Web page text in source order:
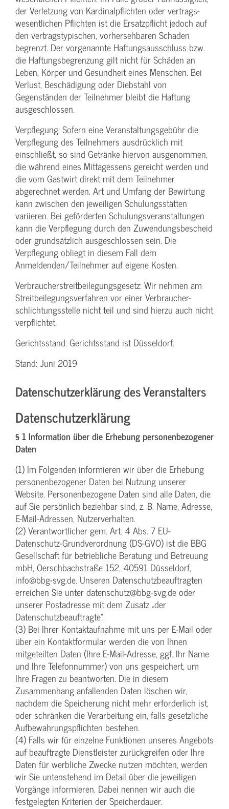
der Verletzung von Kardinalpflichten oder vertrags­
wesentlichen Pflichten ist die Ersatzpflicht jedoch auf
den vertragstypischen, vorhersehbaren Schaden
begrenzt. Der vorgenannte Haftungs­ausschluss bzw.
die Haftungs­begrenzung gilt nicht für Schäden an
Leben, Körper und Gesundheit eines Menschen. Bei
Verlust, Beschädigung oder Diebstahl von
Gegenständen der Teilnehmer bleibt die Haftung
ausgeschlossen.
Verpflegung: Sofern eine Veranstaltungs­gebühr die
Verpflegung des Teilnehmers ausdrücklich mit
einschließt, so sind Getränke hiervon ausgenommen,
die während eines Mittagessens gereicht werden und
die vom Gastwirt direkt mit dem Teilnehmer
abgerechnet werden. Art und Umfang der Bewirtung
kann zwischen den jeweiligen Schulungsstätten
variieren. Bei geförderten Schulungs­veranstaltungen
kann die Verpflegung durch den Zuwendungs­bescheid
oder grundsätzlich ausgeschlossen sein. Die
Verpflegung obliegt in diesem Fall dem
Anmeldenden/­Teilnehmer auf eigene Kosten.
Verbraucher­streitbeilegungs­gesetz: Wir nehmen am
Streit­beilegungs­verfahren vor einer Verbraucher­
schlichtungs­stelle nicht teil und sind hierzu auch nicht
verpflichtet.
Gerichtsstand: Gerichtsstand ist Düsseldorf.
Stand: Juni 2019
Datenschutzerklärung des Veranstalters
Datenschutzerklärung
§ 1 Information über die Erhebung personenbezogener
Daten
(1) Im Folgenden informieren wir über die Erhebung
personenbezogener Daten bei Nutzung unserer
Website. Personenbezogene Daten sind alle Daten, die
auf Sie persönlich beziehbar sind, z. B. Name, Adresse,
E-Mail-Adressen, Nutzerverhalten.
(2) Verantwortlicher gem. Art. 4 Abs. 7 EU-
Datenschutz-Grundverordnung (DS-GVO) ist die BBG
Gesellschaft für betriebliche Beratung und Betreuung
mbH, Oerschbachstraße 152, 40591 Düsseldorf,
info@bbg-svg.de. Unseren Datenschutzbeauftragten
erreichen Sie unter datenschutz@bbg-svg.de oder
unserer Postadresse mit dem Zusatz „der
Datenschutzbeauftragte“.
(3) Bei Ihrer Kontaktaufnahme mit uns per E-Mail oder
über ein Kontaktformular werden die von Ihnen
mitgeteilten Daten (Ihre E-Mail-Adresse, ggf. Ihr Name
und Ihre Telefonnummer) von uns gespeichert, um
Ihre Fragen zu beantworten. Die in diesem
Zusammenhang anfallenden Daten löschen wir,
nachdem die Speicherung nicht mehr erforderlich ist,
oder schränken die Verarbeitung ein, falls gesetzliche
Aufbewahrungspflichten bestehen.
(4) Falls wir für einzelne Funktionen unseres Angebots
auf beauftragte Dienstleister zurückgreifen oder Ihre
Daten für werbliche Zwecke nutzen möchten, werden
wir Sie untenstehend im Detail über die jeweiligen
Vorgänge informieren. Dabei nennen wir auch die
festgelegten Kriterien der Speicherdauer.